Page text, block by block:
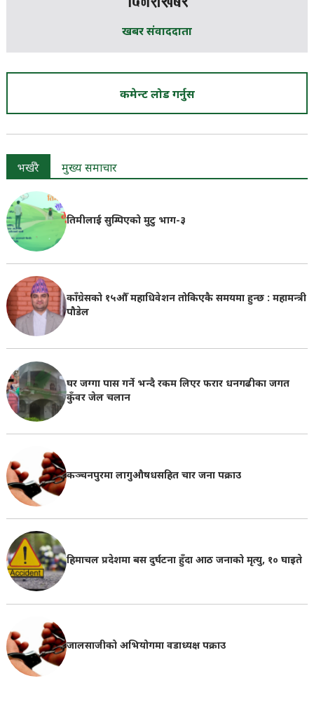
खबर संवाददाता
कमेन्ट लोड गर्नुस
भर्खरै मुख्य समाचार
तिमीलाई सुम्पिएको मुटु भाग-३
काँग्रेसको १५औँ महाधिवेशन तोकिएकै समयमा हुन्छ : महामन्त्री
पौडेल
घर जग्गा पास गर्ने भन्दै रकम लिएर फरार धनगढीका जगत
कुँवर जेल चलान
कञ्चनपुरमा लागुऔषधसहित चार जना पक्राउ
हिमाचल प्रदेशमा बस दुर्घटना हुँदा आठ जनाको मृत्यु, १० घाइते
जालसाजीको अभियोगमा वडाध्यक्ष पक्राउ